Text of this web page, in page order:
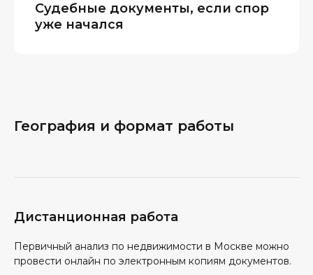
Судебные документы, если спор
уже начался
География и формат работы
Дистанционная работа
Первичный анализ по недвижимости в Москве можно
провести онлайн по электронным копиям документов.